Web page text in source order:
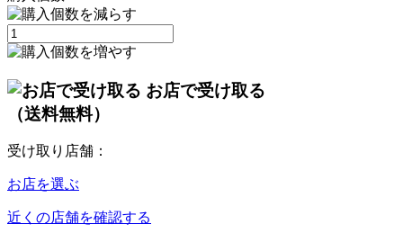
お店で受け取る
（送料無料）
受け取り店舗：
お店を選ぶ
近くの店舗を確認する